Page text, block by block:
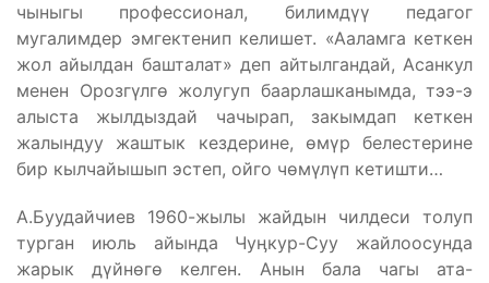
чыныгы профессионал, билимдүү педагог
мугалимдер эмгектенип келишет. «Ааламга кеткен
жол айылдан башталат» деп айтылгандай, Асанкул
менен Орозгүлгө жолугуп баарлашканымда, тээ-э
алыста жылдыздай чачырап, закымдап кеткен
жалындуу жаштык кездерине, өмүр белестерине
бир кылчайышып эстеп, ойго чөмүлүп кетишти…
А.Буудайчиев 1960-жылы жайдын чилдеси толуп
турган июль айында Чуӊкур-Суу жайлоосунда
жарык дүйнөгө келген. Анын бала чагы ата-